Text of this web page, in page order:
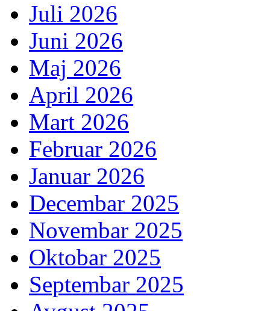
Juli 2026
Juni 2026
Maj 2026
April 2026
Mart 2026
Februar 2026
Januar 2026
Decembar 2025
Novembar 2025
Oktobar 2025
Septembar 2025